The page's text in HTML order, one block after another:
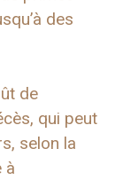
des
de
qui peut
selon la
à